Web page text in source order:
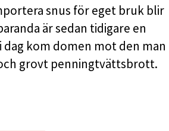
snus för eget bruk blir
är sedan tidigare en
kom domen mot den man
grovt penningtvättsbrott.